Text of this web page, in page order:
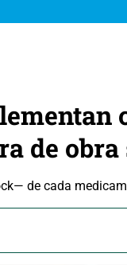
de
de cada